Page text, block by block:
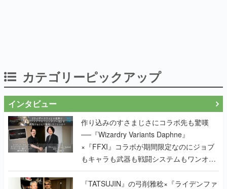
カテゴリーピックアップ
インタビュー
作り込みのすさまじさにコラボ先も驚嘆
──『Wizardry Variants Daphne』
×『FFXI』コラボが期間限定なのにジョブ
もキャラも武器も戦闘システムもワンオフ
で作り込まれた理由を両ディレクターに聞
く
『TATSUJIN』の弓削雅稔×『ライデンファ